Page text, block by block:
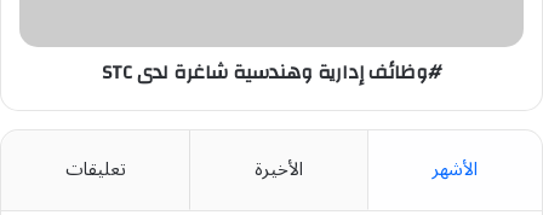
#وظائف إدارية وهندسية شاغرة لدى STC
الأشهر الأخيرة تعليقات